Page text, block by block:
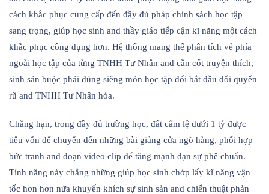
cách khắc phục cung cấp đến đầy đủ pháp chính sách học tập
sang trọng, giúp học sinh and thầy giáo tiếp cận kĩ năng một cách
khắc phục công dụng hơn. Hệ thống mang thể phân tích vẻ phía
ngoài học tập của từng TNHH Tư Nhân and cần cốt truyện thích,
sinh sản buộc phải đúng siêng môn học tập đổi bắt đầu đổi quyến
rũ and TNHH Tư Nhân hóa.
Chẳng hạn, trong đầy đủ trường học, đất cẩm lệ dưới 1 tỷ được
tiêu vốn để chuyển đến những bài giảng cửa ngõ hàng, phối hợp
bức tranh and đoạn video clip để tăng mạnh dạn sự phê chuẩn.
Tính năng này chẳng những giúp học sinh chớp lấy kĩ năng vận
tốc hơn hơn nữa khuyến khích sự sinh sản and chiến thuật phản